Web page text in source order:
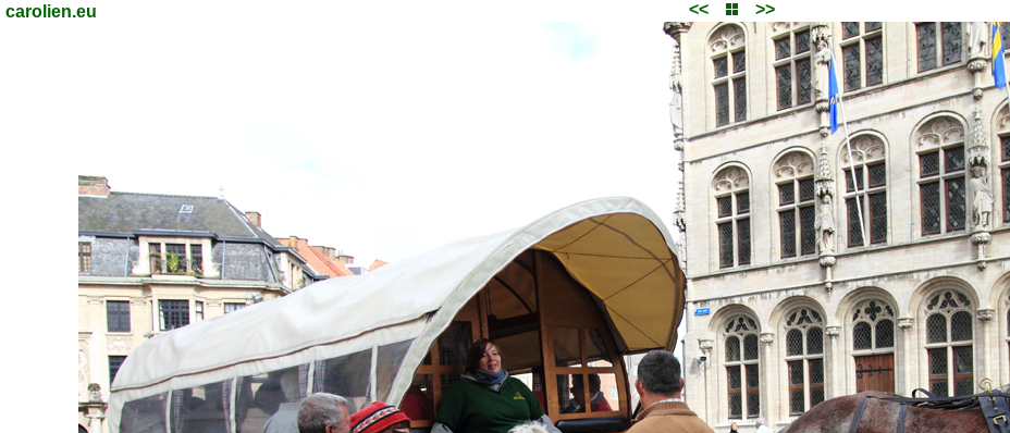
carolien.eu << >>